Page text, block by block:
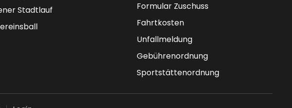
Stadtlauf
Formular Zuschuss
Fahrtkosten
Unfallmeldung
Gebührenordnung
Sportstättenordnung